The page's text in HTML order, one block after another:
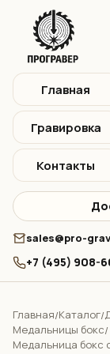
Главная
Гравировка
Контакты
sales@pro-
+7 (495) 908-
Главная/Каталог/
Медальницы бокс/
Медальница бокс